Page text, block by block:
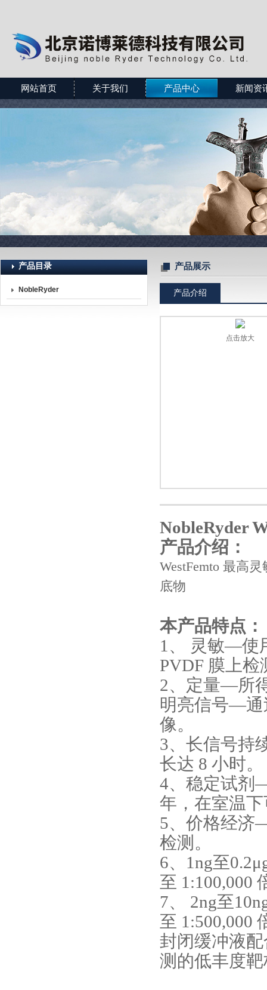
北京诺博莱德科技有限公司
网站首页 关于我们 产品中心 新闻资
产品目录
NobleRyder
产品展示
产品介绍
点击放大
NobleRyder
产品介绍：
WestFemto 最高
底物
本产品特点：
1、 灵敏—使
PVDF 膜上
2、定量—所
明亮信号—通
像。
3、长信号持
长达 8 小时。
4、稳定试剂
年，在室温
5、价格经济
检测。
6、1ng至
至 1:100,000
7、 2ng至
至 1:500,000
封闭缓冲液
测的低丰度